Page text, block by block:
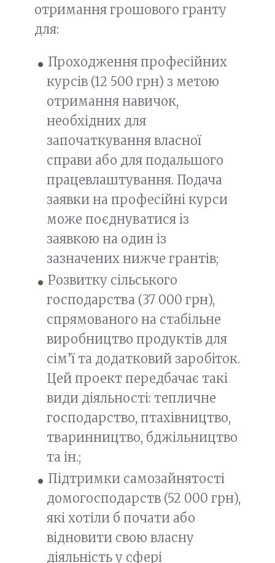
отримання грошового гранту
для:
Проходження професійних
курсів (12 500 грн) з метою
отримання навичок,
необхідних для
започаткування власної
справи або для подальшого
працевлаштування. Подача
заявки на професійні курси
може поєднуватися із
заявкою на один із
зазначених нижче грантів;
Розвитку сільського
господарства (37 000 грн),
спрямованого на стабільне
виробництво продуктів для
сім’ї та додатковий заробіток.
Цей проект передбачає такі
види діяльності: тепличне
господарство, птахівництво,
тваринництво, бджільництво
та ін.;
Підтримки самозайнятості
домогосподарств (52 000 грн),
які хотіли б почати або
відновити свою власну
діяльність у сфері